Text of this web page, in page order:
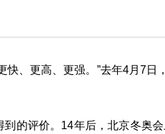
、更高、更强。”去年4月7日
的评价。14年后，北京冬奥